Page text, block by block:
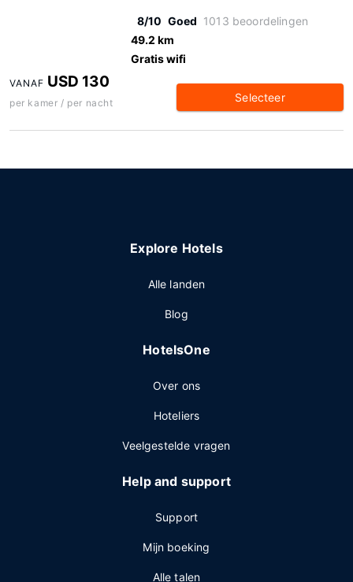
8/10 Goed 1013 beoordelingen
49.2 km
Gratis wifi
VANAF USD 130
per kamer / per nacht Selecteer
Explore Hotels
Alle landen
Blog
HotelsOne
Over ons
Hoteliers
Veelgestelde vragen
Help and support
Support
Mijn boeking
Alle talen